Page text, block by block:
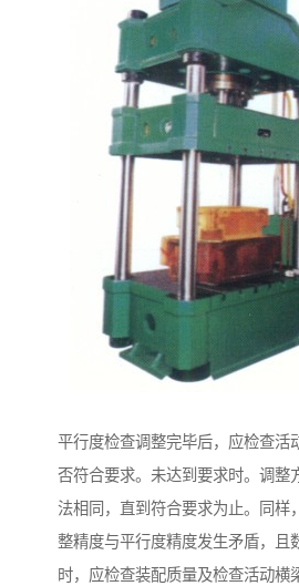
平行度检查调整完毕后，应检查活
否符合要求。未达到要求时。调整
法相同，直到符合要求为止。同样
整精度与平行度精度发生矛盾，且
时，应检查装配质量及检查活动横